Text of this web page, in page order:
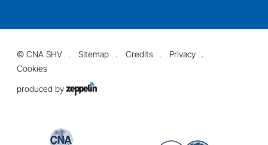
©CNA SHV Sitemap Credits
Privacy
Cookies
produced by